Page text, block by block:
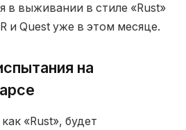
в выживании в стиле «Rust»
и Quest уже в этом месяце.
на
«Rust», будет